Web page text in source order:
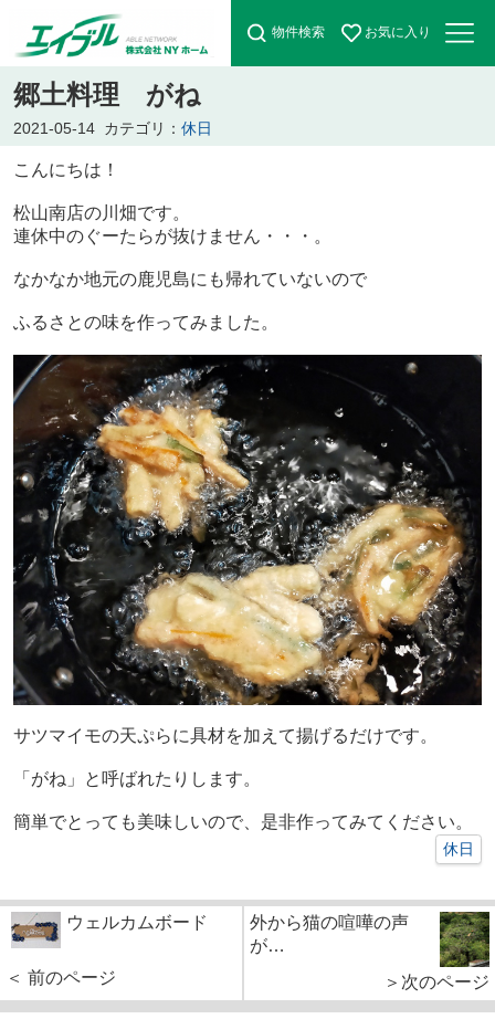
物件検索 お気に入り
郷土料理 がね
2021-05-14 カテゴリ： 休日
こんにちは！
松山南店の川畑です。
連休中のぐーたらが抜けません・・・。
なかなか地元の鹿児島にも帰れていないので
ふるさとの味を作ってみました。
サツマイモの天ぷらに具材を加えて揚げるだけです。
「がね」と呼ばれたりします。
簡単でとっても美味しいので、是非作ってみてください。
休日
ウェルカムボード
＜ 前のページ
外から猫の喧嘩の声
が…
＞次のページ